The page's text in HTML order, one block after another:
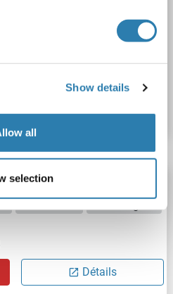
Show details
all
selection
Cell ELISA
Culture
Détails